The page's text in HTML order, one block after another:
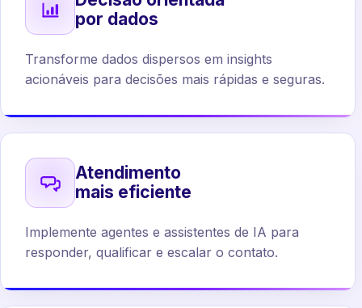
por dados
Transforme dados dispersos em insights
acionáveis para decisões mais rápidas e seguras.
Atendimento
mais eficiente
Implemente agentes e assistentes de IA para
responder, qualificar e escalar o contato.